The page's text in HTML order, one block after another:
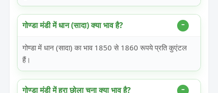
गोण्डा मंडी में धान (सादा) क्या भाव है?
गोण्डा में धान (सादा) का भाव 1850 से 1860 रूपये प्रति कुएंटल
हैं।
गोण्डा मंडी में हरा छोला चना क्या भाव है?